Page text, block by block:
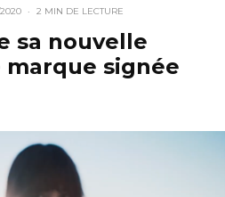
2020 · 2 MIN DE LECTURE
sa nouvelle
marque signée